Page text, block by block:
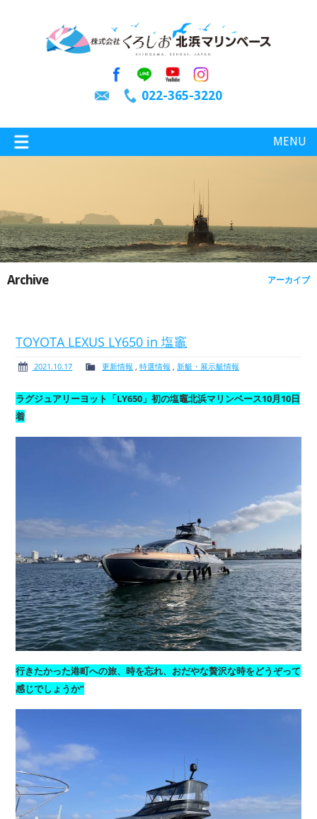
022-365-3220
MENU
特選情報 釣り情報
新艇・展示艇情報 中古艇情報
求人情報 会社概要
Archive アーカイブ
TOYOTA LEXUS LY650 in 塩竈
2021.10.17 更新情報 ,特選情報 新艇・展示艇情報
ラグジュアリーヨット「LY650」初の塩竈北浜マリンベース10月10日
着
行きたかった港町への旅、時を忘れ、おだやな贅沢な時をどうぞって
感じでしょうか”